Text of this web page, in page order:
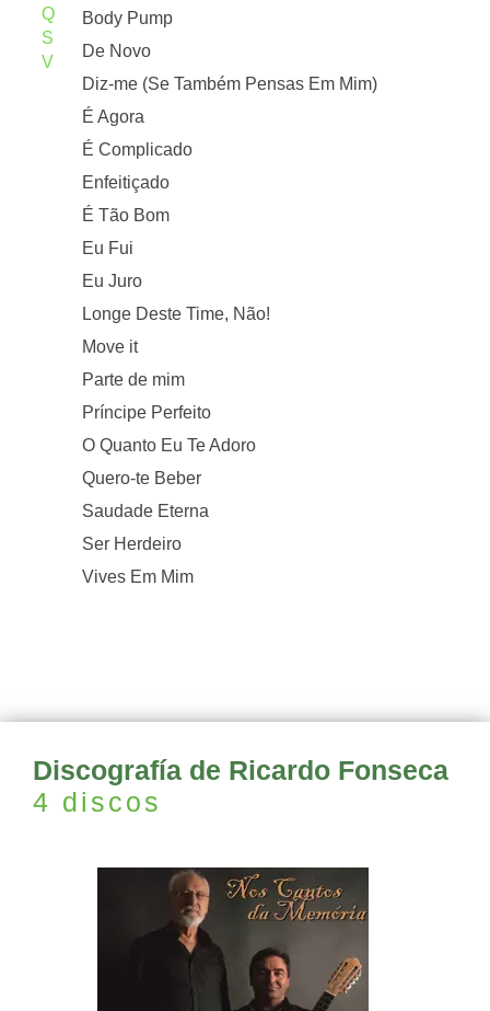
Q
S
V
Body Pump
De Novo
Diz-me (Se Também Pensas Em Mim)
É Agora
É Complicado
Enfeitiçado
É Tão Bom
Eu Fui
Eu Juro
Longe Deste Time, Não!
Move it
Parte de mim
Príncipe Perfeito
O Quanto Eu Te Adoro
Quero-te Beber
Saudade Eterna
Ser Herdeiro
Vives Em Mim
Discografía de Ricardo Fonseca
4 discos